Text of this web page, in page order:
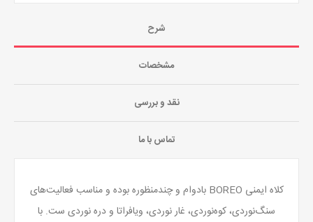
شرح
مشخصات
نقد و بررسی
تماس با ما
کلاه ایمنی BOREO بادوام و چندمنظوره بوده و مناسب فعالیت‌های
سنگ‌نوردی، کوه‌نوردی، غار نوردی، ویافراتا و دره نوردی ست. با